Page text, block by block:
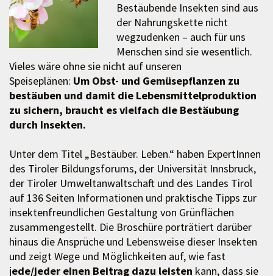
Bestäubende Insekten sind aus
der Nahrungskette nicht
wegzudenken – auch für uns
Menschen sind sie wesentlich.
Vieles wäre ohne sie nicht auf unseren
Speiseplänen: Um Obst- und Gemüsepflanzen zu
bestäuben und damit die Lebensmittelproduktion
zu sichern, braucht es vielfach die Bestäubung
durch Insekten.
Unter dem Titel „Bestäuber. Leben.“ haben ExpertInnen
des Tiroler Bildungsforums, der Universität Innsbruck,
der Tiroler Umweltanwaltschaft und des Landes Tirol
auf 136 Seiten Informationen und praktische Tipps zur
insektenfreundlichen Gestaltung von Grünflächen
zusammengestellt. Die Broschüre porträtiert darüber
hinaus die Ansprüche und Lebensweise dieser Insekten
und zeigt Wege und Möglichkeiten auf, wie fast
jede/jeder einen Beitrag dazu leisten kann, dass sie